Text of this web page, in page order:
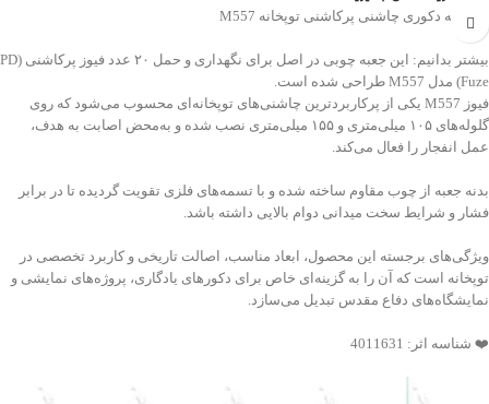
💠 جعبه دکوری چاشنی پرکاشنی توپخانه M557
بیشتر بدانیم: این جعبه چوبی در اصل برای نگهداری و حمل ۲۰ عدد فیوز پرکاشنی (PD
Fuze) مدل M557 طراحی شده است.
فیوز M557 یکی از پرکاربردترین چاشنی‌های توپخانه‌ای محسوب می‌شود که روی
گلوله‌های ۱۰۵ میلی‌متری و ۱۵۵ میلی‌متری نصب شده و به‌محض اصابت به هدف،
عمل انفجار را فعال می‌کند.
بدنه جعبه از چوب مقاوم ساخته شده و با تسمه‌های فلزی تقویت گردیده تا در برابر
فشار و شرایط سخت میدانی دوام بالایی داشته باشد.
ویژگی‌های برجسته این محصول، ابعاد مناسب، اصالت تاریخی و کاربرد تخصصی در
توپخانه است که آن را به گزینه‌ای خاص برای دکورهای یادگاری، پروژه‌های نمایشی و
نمایشگاه‌های دفاع مقدس تبدیل می‌سازد.
❤️ شناسه اثر: 4011631